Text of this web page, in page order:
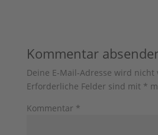
Kommentar
Deine E-Mail-Adresse wird
Erforderliche Felder sind mit *
Kommentar *